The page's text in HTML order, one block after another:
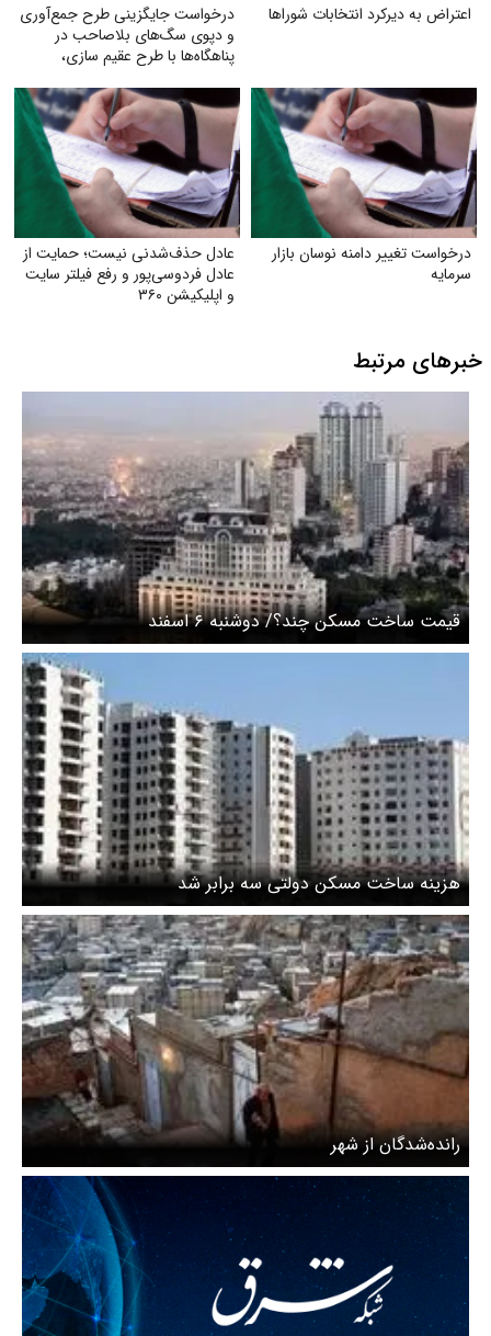
اعتراض به دیرکرد انتخابات شوراها
درخواست جایگزینی طرح جمع‌آوری
و دپوی سگ‌های بلاصاحب در
پناهگاه‌ها با طرح عقیم سازی،
فرهنگسازی عمومی
درخواست تغییر دامنه نوسان بازار
سرمایه
عادل حذف‌شدنی نیست؛ حمایت از
عادل فردوسی‌پور و رفع فیلتر سایت
و اپلیکیشن ۳۶۰
خبرهای مرتبط
قیمت ساخت مسکن چند؟/ دوشنبه ۶ اسفند
هزینه ساخت مسکن دولتی سه برابر شد
رانده‌شدگان از شهر